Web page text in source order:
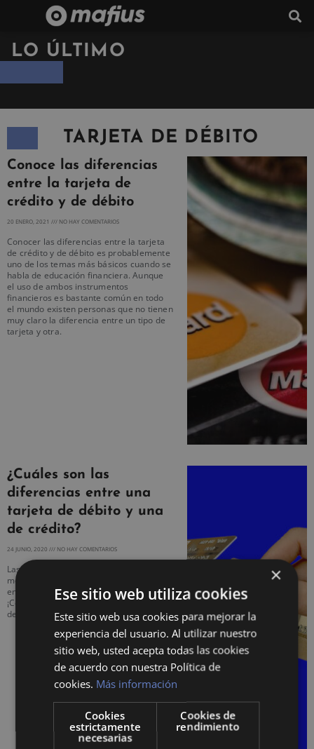
LO ÚLTIMO
TARJETA DE DÉBITO
Conoce las diferencias
entre la tarjeta de
crédito y de débito
20 ENERO, 2021 NO HAY COMENTARIOS
Conocer las diferencias entre la tarjeta
de crédito y de débito es probablemente
uno de los temas más básicos cuando se
habla de educación financiera. Aunque
el uso de ambos instrumentos
financieros es bastante común en todo
el mundo existen personas que no tienen
muy claro la diferencia entre un tipo de
tarjeta y otra.
¿Cuáles son las
diferencias entre una
tarjeta de débito y una
de crédito?
24 JUNIO, 2020 NO HAY COMENTARIOS
Las tarjetas de débito y crédito son
medios de pago emitidos por una
entidad bancaria u organización.
¡Conoce las diferencias entre una tarjeta
de débito y una de crédito!
×
Ese sitio web utiliza cookies
Este sitio web usa cookies para mejorar la
experiencia del usuario. Al utilizar nuestro
sitio web, usted acepta todas las cookies
de acuerdo con nuestra Política de
cookies. Más información
Cookies
estrictamente
necesarias
Cookies de
rendimiento